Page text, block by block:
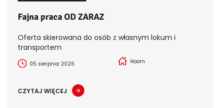
Fajna praca OD ZARAZ
Oferta skierowana do osób z własnym lokum i
transportem
05 sierpnia 2026 Hoorn
CZYTAJ WIĘCEJ